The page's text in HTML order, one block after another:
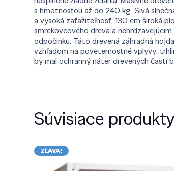
s hmotnosťou až do 240 kg. Sivá
a vysoká zaťažiteľnosť: 130 cm široká
smrekovcového dreva a
odpočinku. Táto drevená záhradná
vzhľadom na poveternostné vplyvy:
by mal ochranný náter drevených častí
Súvisiace produkty
ZĽAVA!